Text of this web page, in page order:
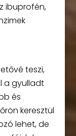
ibuprofén,
teszi,
a gyulladt
és
keresztül
lehet, de